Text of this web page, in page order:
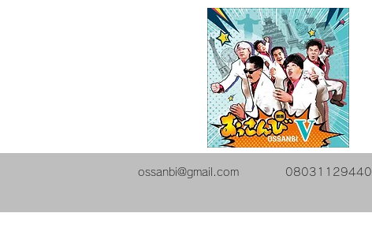
ossanbi@gmail.com 08031129440